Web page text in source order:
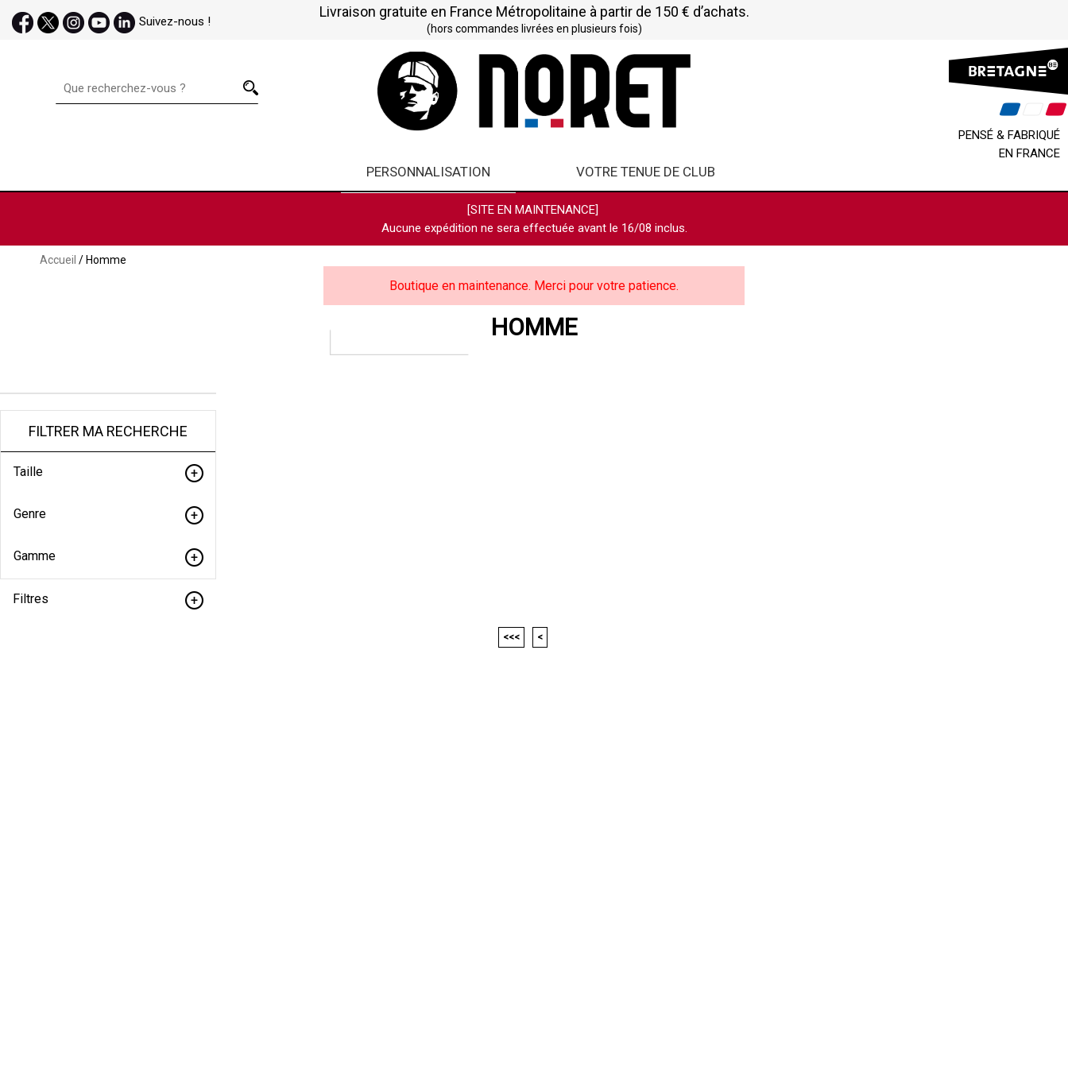
Suivez-nous !
Livraison gratuite en France Métropolitaine à partir de 150 € d’achats.
(hors commandes livrées en plusieurs fois)
PENSÉ & FABRIQUÉ
EN FRANCE
PERSONNALISATION VOTRE TENUE DE CLUB
[SITE EN MAINTENANCE]
Aucune expédition ne sera effectuée avant le 16/08 inclus.
Accueil / Homme
Boutique en maintenance. Merci pour votre patience.
HOMME
FILTRER MA RECHERCHE
Taille
Genre
Gamme
Filtres
<<< <